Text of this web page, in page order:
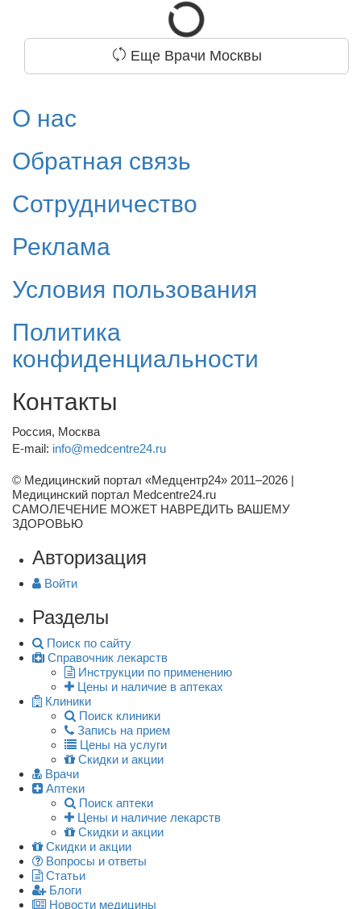
Еще Врачи Москвы
О нас
Обратная связь
Сотрудничество
Реклама
Условия пользования
Политика
конфиденциальности
Контакты
Россия, Москва
E-mail: info@medcentre24.ru
© Медицинский портал «Медцентр24» 2011–2026 |
Медицинский портал Medcentre24.ru
САМОЛЕЧЕНИЕ МОЖЕТ НАВРЕДИТЬ ВАШЕМУ
ЗДОРОВЬЮ
Авторизация
Войти
Разделы
Поиск по сайту
Справочник лекарств
Инструкции по применению
Цены и наличие в аптеках
Клиники
Поиск клиники
Запись на прием
Цены на услуги
Скидки и акции
Врачи
Аптеки
Поиск аптеки
Цены и наличие лекарств
Скидки и акции
Скидки и акции
Вопросы и ответы
Статьи
Блоги
Новости медицины